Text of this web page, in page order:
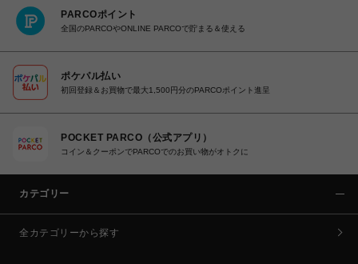
PARCOポイント
全国のPARCOやONLINE PARCOで貯まる＆使える
ポケパル払い
初回登録＆お買物で最大1,500円分のPARCOポイント進呈
POCKET PARCO（公式アプリ）
コイン＆クーポンでPARCOでのお買い物がオトクに
カテゴリー
全カテゴリーから探す